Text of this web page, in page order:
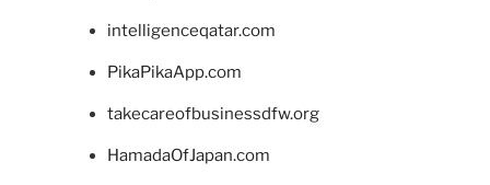
intelligenceqatar.com
PikaPikaApp.com
takecareofbusinessdfw.org
HamadaOfJapan.com